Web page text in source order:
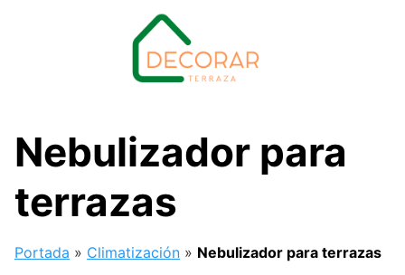
Nebulizador para
terrazas
Portada » Climatización » Nebulizador para terrazas